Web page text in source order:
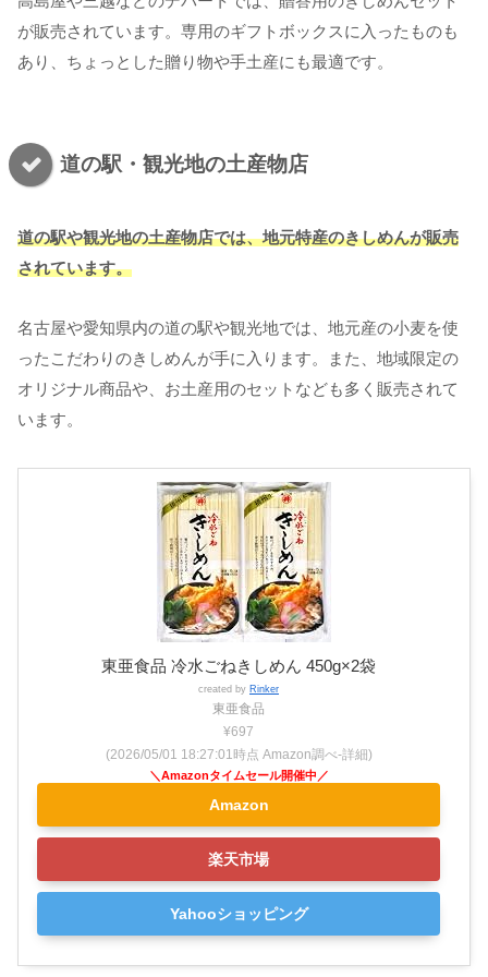
が販売されています。専用のギフトボックスに入ったものも
あり、ちょっとした贈り物や手土産にも最適です。
道の駅・観光地の土産物店
道の駅や観光地の土産物店では、地元特産のきしめんが販売
されています。
名古屋や愛知県内の道の駅や観光地では、地元産の小麦を使
ったこだわりのきしめんが手に入ります。また、地域限定の
オリジナル商品や、お土産用のセットなども多く販売されて
います。
東亜食品 冷水ごねきしめん 450g×2袋
created by Rinker
東亜食品
¥697
(2026/05/01 18:27:01時点 Amazon調べ-詳細)
Amazon
楽天市場
Yahooショッピング